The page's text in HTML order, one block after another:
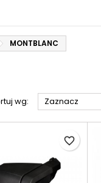
MONTBLANC
wg: Zaznacz
favorite_border